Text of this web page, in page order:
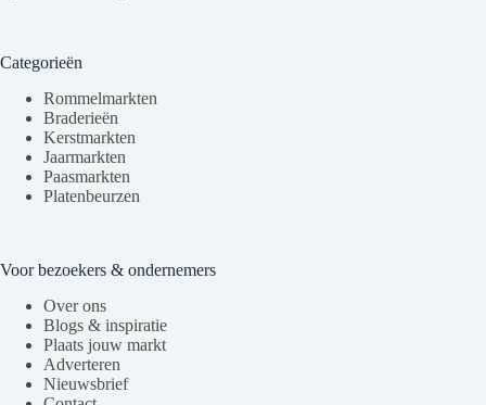
Categorieën
Rommelmarkten
Braderieën
Kerstmarkten
Jaarmarkten
Paasmarkten
Platenbeurzen
Voor bezoekers & ondernemers
Over ons
Blogs & inspiratie
Plaats jouw markt
Adverteren
Nieuwsbrief